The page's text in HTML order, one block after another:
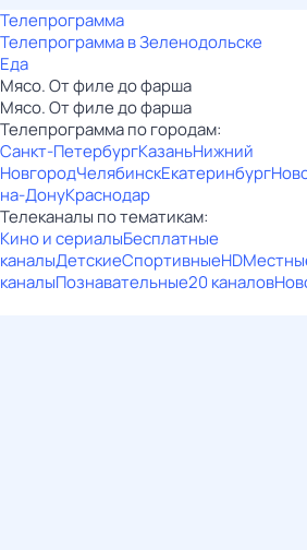
Телепрограмма
Телепрограмма в Зеленодольске
Еда
Мясо. От филе до фарша
Мясо. От филе до фарша
Телепрограмма по городам:
Санкт-ПетербургКазаньНижний
НовгородЧелябинскЕкатеринбург
на-ДонуКраснодар
Телеканалы по тематикам:
Кино и сериалыБесплатные
каналыДетскиеСпортивныеHD
каналыПознавательные20 каналов